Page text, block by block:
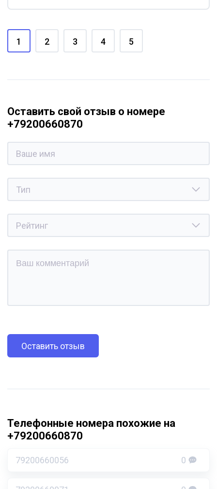
1 2 3 4 5
Оставить свой отзыв о номере
+79200660870
Оставить отзыв
Телефонные номера похожие на
+79200660870
79200660056 0